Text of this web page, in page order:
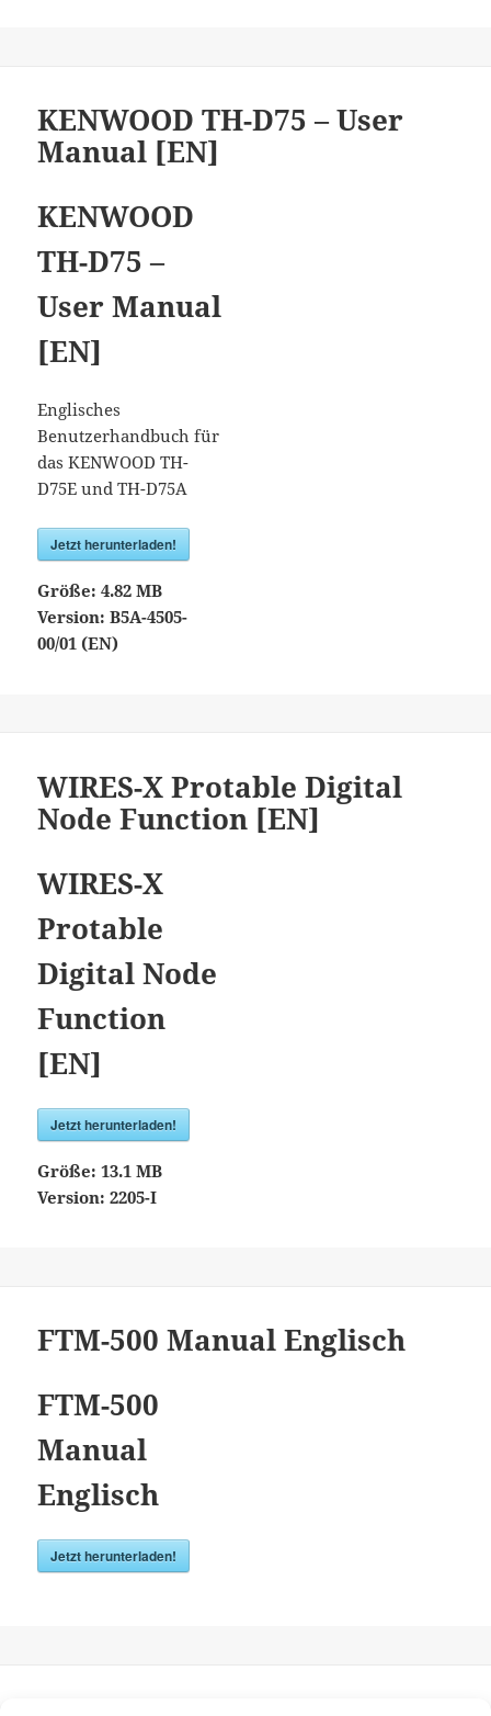
KENWOOD TH-D75 – User
Manual [EN]
KENWOOD
TH-D75 –
User Manual
[EN]
Englisches
Benutzerhandbuch für
das KENWOOD TH-
D75E und TH-D75A
Jetzt herunterladen!
Größe:4.82 MB
Version:B5A-4505-
00/01 (EN)
WIRES-X Protable Digital
Node Function [EN]
WIRES-X
Protable
Digital Node
Function
[EN]
Jetzt herunterladen!
Größe:13.1 MB
Version:2205-I
FTM-500 Manual Englisch
FTM-500
Manual
Englisch
Jetzt herunterladen!